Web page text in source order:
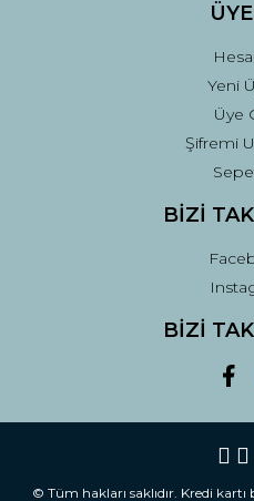
Yeni
Üye
Şifremi
BİZİ
BİZİ
© Tüm hakları saklıdır. Kredi